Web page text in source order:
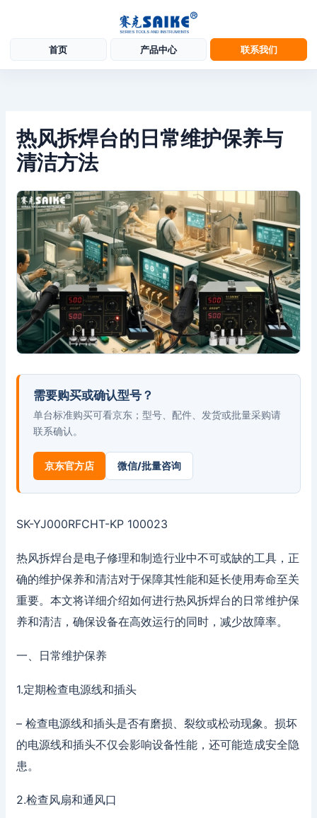
首页 产品中心 联系我们
热风拆焊台的日常维护保养与
清洁方法
需要购买或确认型号？
单台标准购买可看京东；型号、配件、发货或批量采购请
联系确认。
京东官方店 微信/批量咨询
SK-YJ000RFCHT-KP 100023
热风拆焊台是电子修理和制造行业中不可或缺的工具，正
确的维护保养和清洁对于保障其性能和延长使用寿命至关
重要。本文将详细介绍如何进行热风拆焊台的日常维护保
养和清洁，确保设备在高效运行的同时，减少故障率。
一、日常维护保养
1.定期检查电源线和插头
– 检查电源线和插头是否有磨损、裂纹或松动现象。损坏
的电源线和插头不仅会影响设备性能，还可能造成安全隐
患。
2.检查风扇和通风口